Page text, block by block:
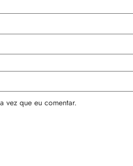
vez que eu comentar.